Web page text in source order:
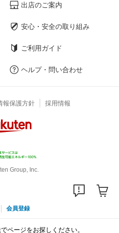
出店のご案内
安心・安全の取り組み
ご利用ガイド
ヘルプ・問い合わせ
報保護方針 採用情報
Group, Inc.
会員登録
ページをお探しください。